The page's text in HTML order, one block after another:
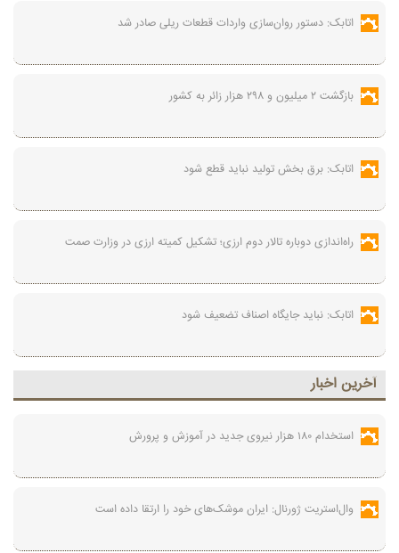
اتابک: دستور روان‌سازی واردات قطعات ریلی صادر شد
بازگشت ۲ میلیون و ۲۹۸ هزار زائر به کشور
اتابک: برق بخش تولید نباید قطع شود
راه‌اندازی دوباره تالار دوم ارزی؛ تشکیل کمیته ارزی در وزارت صمت
اتابک: نباید جایگاه اصناف تضعیف شود
آخرين اخبار
استخدام ۱۸۰ هزار نیروی جدید در آموزش‌ و پرورش
وال‌استریت ژورنال: ایران موشک‌های خود را ارتقا داده است